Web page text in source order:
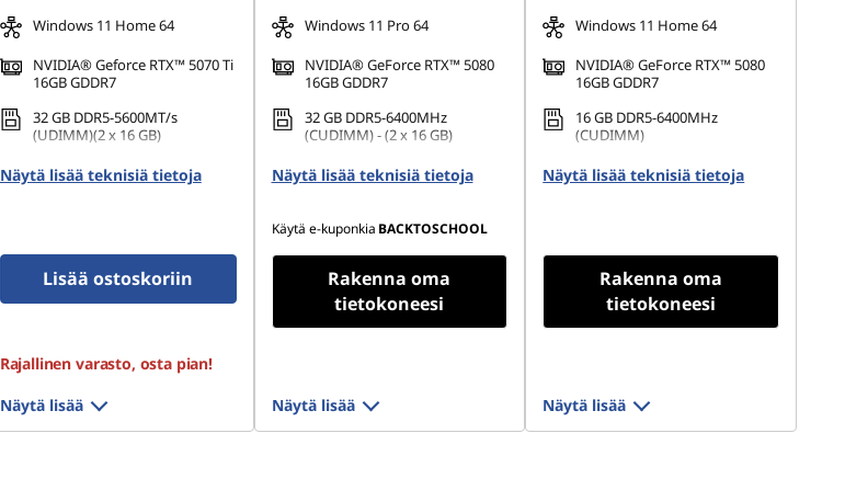
Windows 11 Home 64
NVIDIA® Geforce RTX™ 5070 Ti
16GB GDDR7
32 GB DDR5-5600MT/s
(UDIMM)(2 x 16 GB)
1 TB SSD M.2 2280 PCIe Gen4
TLC
Näytä lisää teknisiä tietoja
Lisää ostoskoriin
Rajallinen varasto, osta pian!
Näytä lisää
Windows 11 Pro 64
NVIDIA® GeForce RTX™ 5080
16GB GDDR7
32 GB DDR5-6400MHz
(CUDIMM) - (2 x 16 GB)
1 TB SSD M.2 2280 PCIe Gen4
TLC
Näytä lisää teknisiä tietoja
Käytä e-kuponkia BACKTOSCHOOL
Rakenna oma
tietokoneesi
Näytä lisää
Windows 11 Home 64
NVIDIA® GeForce RTX™ 5080
16GB GDDR7
16 GB DDR5-6400MHz
(CUDIMM)
1 TB SSD M.2 2280 PCIe Gen4
TLC
Näytä lisää teknisiä tietoja
Rakenna oma
tietokoneesi
Näytä lisää